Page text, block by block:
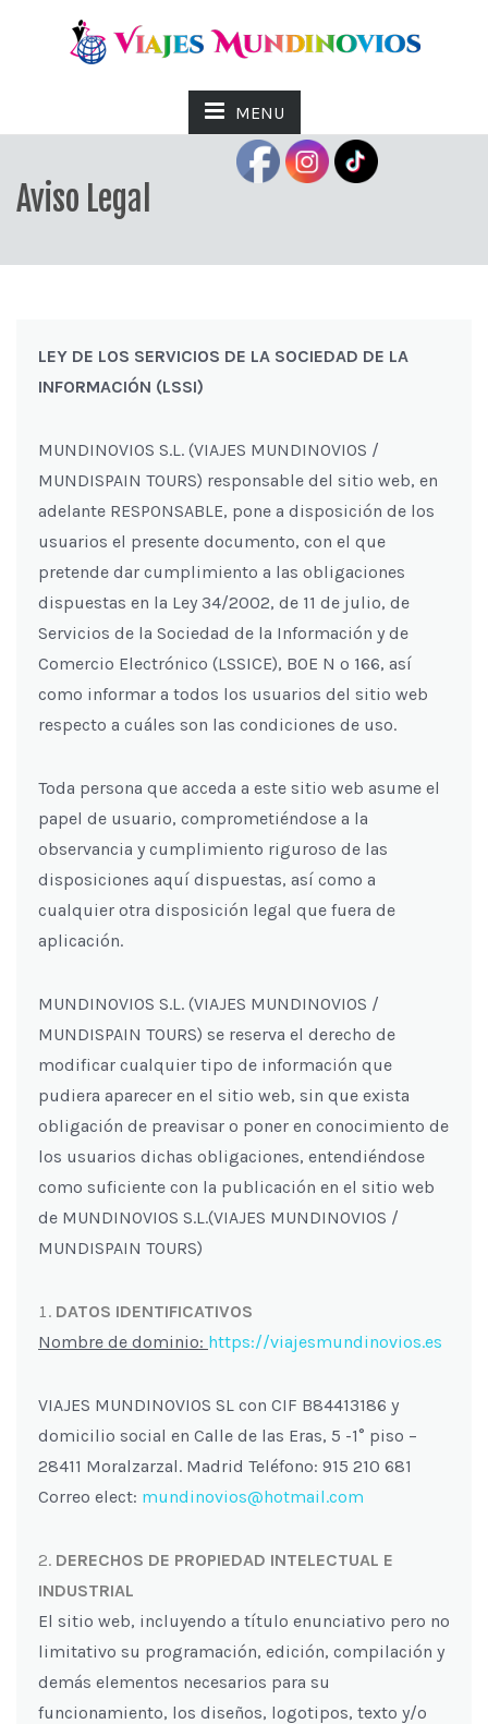
MENU
Aviso Legal
LEY DE LOS SERVICIOS DE LA SOCIEDAD DE LA
INFORMACIÓN (LSSI)
MUNDINOVIOS S.L. (VIAJES MUNDINOVIOS /
MUNDISPAIN TOURS) responsable del sitio web, en
adelante RESPONSABLE, pone a disposición de los
usuarios el presente documento, con el que
pretende dar cumplimiento a las obligaciones
dispuestas en la Ley 34/2002, de 11 de julio, de
Servicios de la Sociedad de la Información y de
Comercio Electrónico (LSSICE), BOE N º 166, así
como informar a todos los usuarios del sitio web
respecto a cuáles son las condiciones de uso.
Toda persona que acceda a este sitio web asume el
papel de usuario, comprometiéndose a la
observancia y cumplimiento riguroso de las
disposiciones aquí dispuestas, así como a
cualquier otra disposición legal que fuera de
aplicación.
MUNDINOVIOS S.L. (VIAJES MUNDINOVIOS /
MUNDISPAIN TOURS) se reserva el derecho de
modificar cualquier tipo de información que
pudiera aparecer en el sitio web, sin que exista
obligación de preavisar o poner en conocimiento de
los usuarios dichas obligaciones, entendiéndose
como suficiente con la publicación en el sitio web
de MUNDINOVIOS S.L.(VIAJES MUNDINOVIOS /
MUNDISPAIN TOURS)
DATOS IDENTIFICATIVOS
Nombre de dominio: https://viajesmundinovios.es
VIAJES MUNDINOVIOS SL con CIF B84413186 y
domicilio social en Calle de las Eras, 5 -1° piso –
28411 Moralzarzal. Madrid Teléfono: 915 210 681
Correo elect: mundinovios@hotmail.com
DERECHOS DE PROPIEDAD INTELECTUAL E
INDUSTRIAL
El sitio web, incluyendo a título enunciativo pero no
limitativo su programación, edición, compilación y
demás elementos necesarios para su
funcionamiento, los diseños, logotipos, texto y/o